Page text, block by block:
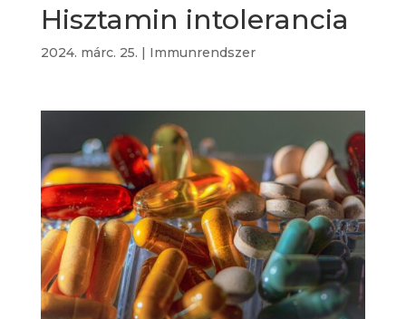
Hisztamin intolerancia
2024. márc. 25. | Immunrendszer